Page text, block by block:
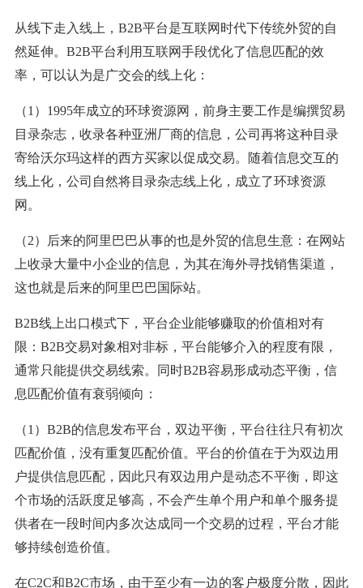
从线下走入线上，B2B平台是互联网时代下传统外贸的自
然延伸。B2B平台利用互联网手段优化了信息匹配的效
率，可以认为是广交会的线上化：
（1）1995年成立的环球资源网，前身主要工作是编撰贸易
目录杂志，收录各种亚洲厂商的信息，公司再将这种目录
寄给沃尔玛这样的西方买家以促成交易。随着信息交互的
线上化，公司自然将目录杂志线上化，成立了环球资源
网。
（2）后来的阿里巴巴从事的也是外贸的信息生意：在网站
上收录大量中小企业的信息，为其在海外寻找销售渠道，
这也就是后来的阿里巴巴国际站。
B2B线上出口模式下，平台企业能够赚取的价值相对有
限：B2B交易对象相对非标，平台能够介入的程度有限，
通常只能提供交易线索。同时B2B容易形成动态平衡，信
息匹配价值有衰弱倾向：
（1）B2B的信息发布平台，双边平衡，平台往往只有初次
匹配价值，没有重复匹配价值。平台的价值在于为双边用
户提供信息匹配，因此只有双边用户是动态不平衡，即这
个市场的活跃度足够高，不会产生单个用户和单个服务提
供者在一段时间内多次达成同一个交易的过程，平台才能
够持续创造价值。
在C2C和B2C市场，由于至少有一边的客户极度分散，因此